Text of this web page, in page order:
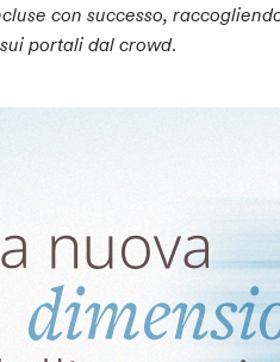
con successo,
portali dal crowd.